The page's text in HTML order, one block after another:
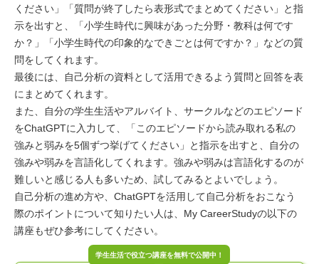
ください」「質問が終了したら表形式でまとめてください」と指
示を出すと、「小学生時代に興味があった分野・教科は何です
か？」「小学生時代の印象的なできごとは何ですか？」などの質
問をしてくれます。
最後には、自己分析の資料として活用できるよう質問と回答を表
にまとめてくれます。
また、自分の学生生活やアルバイト、サークルなどのエピソード
をChatGPTに入力して、「このエピソードから読み取れる私の
強みと弱みを5個ずつ挙げてください」と指示を出すと、自分の
強みや弱みを言語化してくれます。強みや弱みは言語化するのが
難しいと感じる人も多いため、試してみるとよいでしょう。
自己分析の進め方や、ChatGPTを活用して自己分析をおこなう
際のポイントについて知りたい人は、My CareerStudyの以下の
講座もぜひ参考にしてください。